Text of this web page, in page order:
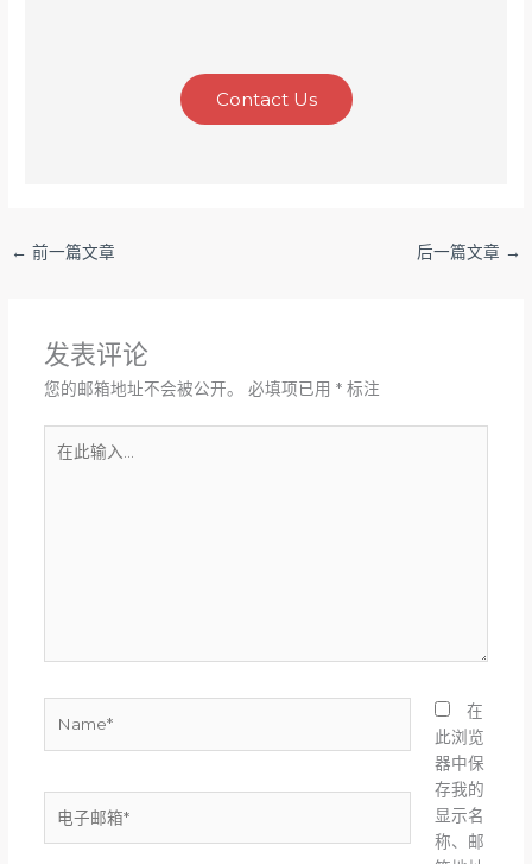
Contact Us
← 前一篇文章 后一篇文章 →
发表评论
您的邮箱地址不会被公开。 必填项已用 *标注
在
此浏览
器中保
存我的
显示名
称、邮